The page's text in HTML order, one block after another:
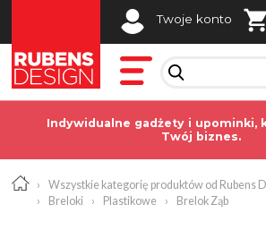
Twoje konto
Indywidualne gadżety i upominki,
Twój biznes.
›
Wszystkie kategorię produktów od Rubens
›
Breloki › Plastikowe › Brelok Ząb